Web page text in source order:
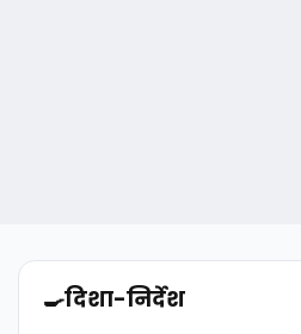
🍳दिशा-निर्देश